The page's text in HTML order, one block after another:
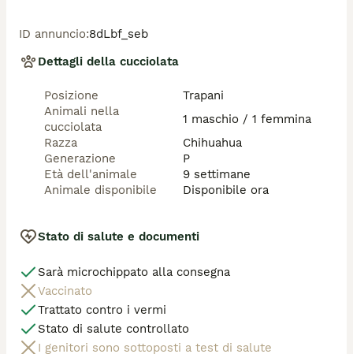
ID annuncio:8dLbf_seb
Dettagli della cucciolata
Posizione
Trapani
Animali nella
cucciolata
1 maschio / 1 femmina
Razza
Chihuahua
Generazione
P
Età dell'animale
9 settimane
Animale disponibile
Disponibile ora
Stato di salute e documenti
Sarà microchippato alla consegna
Vaccinato
Trattato contro i vermi
Stato di salute controllato
I genitori sono sottoposti a test di salute